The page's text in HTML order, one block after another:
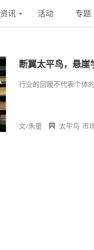
资讯 活动 专题
断翼太平鸟，悬崖
行业的回暖不代表个体
文/朱童 太平鸟 市